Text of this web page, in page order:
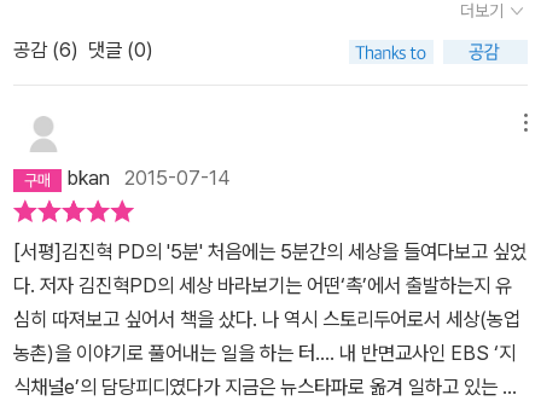
-20쪽저 매카시즘에 지금은 어떤 이름을 넣어야 할까. 과거에는 김대
중, 이어서 노무현, 그리고 종북에 친노...뉴스를 듣다 보면(뉴스를 주
로 듣는 편이다) 늘 답답해지기 마련인데, 애청하는 CBS의 한 기자
가 친노/반노에 너무 집착하는 경향을 느꼈다. 친노/반노를 나누는 그
프레임에 갇힌 게 아닐까 갑갑했다. 그걸 원하는 이들이 만들어 놓은
프레임이 아닐까 하고. 또 어느 방송에서는 한 변호사가 국회의원 전
체 명단을 가지고 검색을 해보았다고 한다.(김어준의 파파이스-였던
것 같은데 확실히 기억이 나지는 않는다.) 그랬더니 몇 주 전에는 친
노로 분류되다가 다시 반노, 그러다가 또 친노로 분류되는 등 기자가
기사 쓰기 나름으로 카테고리가 계속 바꼈다고 한다. 소위 '보수'라고
분류되는, 그렇지만 전혀 보수스럽지 않은 이들은 북한 없으면 어찌
살려고, 노무현 없이는 어찌 살려고 저리 물타기를 하는가 혀를 차게
지나자 그 5분이 정말 길게 느껴진다. 기상 나팔이 울림과 동시에 일
어나서 2인 1조로 모포를 개고, 전투복을 입고, 전투화를 신는다. 여
기까지 채 3분이 걸리지 않는다. 그리고 침대에 잠시 누웠다가 어슬
렁 거리면서 사열대 앞으로 집합한다. 훈육장교가 매일 하던 5분이면
그때부터일 것이다. 5분의 가치에 대해서 인식하고 살아온 것이. 저
자는 지식채널 e의 제작자였다. 내가 꽤 감동받았던 시리즈들을 만들
었던 사람이다. 그 사람이 자리를 옮겨서 뉴스타파에서 5분이라는 프
로그램을 제작했다. 뉴스타파를 보면서 잘 만들었다는 생각을 하다가
정신을 차려보니 그 사람이 그 사람이다. 여전히 그는 5분을 위해서
23시간 55분을 투자한다고 말한다. 과거에는 인문학적인 부분들을
다루던 것들이 이제는 주로 사회적이고 정책적인 주제를 다루지만 5
더보기
공감 (6) 댓글 (0)
bkan 2015-07-14
[서평]김진혁 PD의 '5분' 처음에는 5분간의 세상을 들여다보고 싶었
다. 저자 김진혁PD의 세상 바라보기는 어떤‘촉’에서 출발하는지 유
심히 따져보고 싶어서 책을 샀다. 나 역시 스토리두어로서 세상(농업
농촌)을 이야기로 풀어내는 일을 하는 터.... 내 반면교사인 EBS ‘지
식채널e’의 담당피디였다가 지금은 뉴스타파로 옮겨 일하고 있는 저